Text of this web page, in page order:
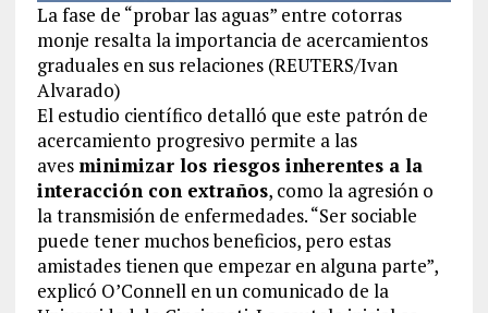
La fase de “probar las aguas” entre cotorras
monje resalta la importancia de acercamientos
graduales en sus relaciones (REUTERS/Ivan
Alvarado)
El estudio científico detalló que este patrón de
acercamiento progresivo permite a las
aves minimizar los riesgos inherentes a la
interacción con extraños, como la agresión o
la transmisión de enfermedades. “Ser sociable
puede tener muchos beneficios, pero estas
amistades tienen que empezar en alguna parte”,
explicó O’Connell en un comunicado de la